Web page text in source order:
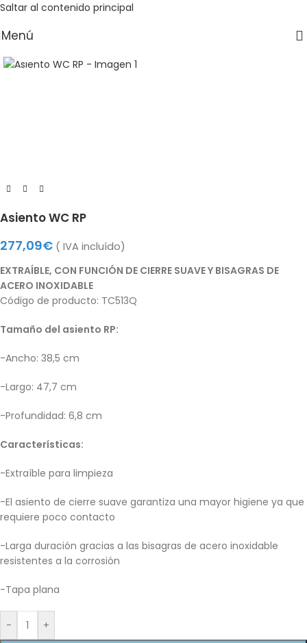
Saltar al contenido principal
Menú
Asiento WC RP
277,09€ ( IVA incluído)
EXTRAÍBLE, CON FUNCIÓN DE CIERRE SUAVE Y BISAGRAS DE
ACERO INOXIDABLE
Código de producto: TC513Q
Tamaño del asiento RP:
-Ancho: 38,5 cm
-Largo: 47,7 cm
-Profundidad: 6,8 cm
Características:
-Extraíble para limpieza
-El asiento de cierre suave garantiza una mayor higiene ya que
requiere poco contacto
-Larga duración gracias a las bisagras de acero inoxidable
resistentes a la corrosión
-Tapa plana
- +